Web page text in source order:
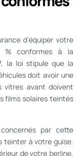
d’équiper votre
% conformes à la
la loi stipule que la
doit avoir une
vitres avant doivent
films solaires teintés
par cette
teinter à votre guise.
de votre berline,